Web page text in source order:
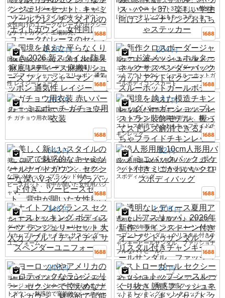
クシーなランジェリーセット、キャミソ
ールフレンチスタイルのナイトガウン、
女性向けのユニークなレースのセクシー
なナイトガウン、工場卸売。
トル・ハウス - パート37、楽しい学生向
けジャーナリングおもちゃステッカー
1,162 円
国境を越えた平らなくり抜き 2026 新ス
タイル 防臭麻底 レディース麻織りシュ
ーズ フィッシャーマン スリッポン 通気
性 レイジーシューズ
204 円
新作クロスボーダージャカード波メッシ
ュホルターネックサスペンダーバックカ
ットアウトセクシーシースルーホットガ
ールボディコンスカート
263 円
ガチョウ用衣装 赤いパーカー ミニポー
チ ガチョウ用衣装
131 円
国境を越えた模造チキンレッグバーガー
ショップレストラン装飾モデル、握って
ストレス解消できるおもちゃフライドチ
キンレッグ
642 円
美しく新しいスタイルのピュアで魅惑的
なキャミソールナイトガウン、セクシー
な深いVネック、ブラパッド付き、ツー
ピースセット、背中が開いた女性用パジ
ャマ。
32 円
綿人形用服 10cm人形用バッグ ミニバッ
クパック ポケット付きミニかわいいクロ
スボディバッグ
146 円
ナイトフレグランス セクシーストッキン
グ ボディスーツ ランジェリーセット 大
人カップル イチャイチャ サスペンダー
ユニフォーム
1,308 円
透明なレディース夏用アウトドアスリッ
パ、2026年新作、ラインストーン付きオ
ープントゥサンダル、クリスタル付きチ
ャンキーヒールサンダル、ファッショナ
ブルなハイヒール。
248 円
ヨーロッパやアメリカのエロティックな
ランジェリー、セクシーで控えめなナイ
トガウン、魅惑的で官能的なシースルー
58 円
ストローガール セクシーメッシュトップ
シースルー くり抜き 誘惑フィッシュネ
ットストッキングセット クロッチレス